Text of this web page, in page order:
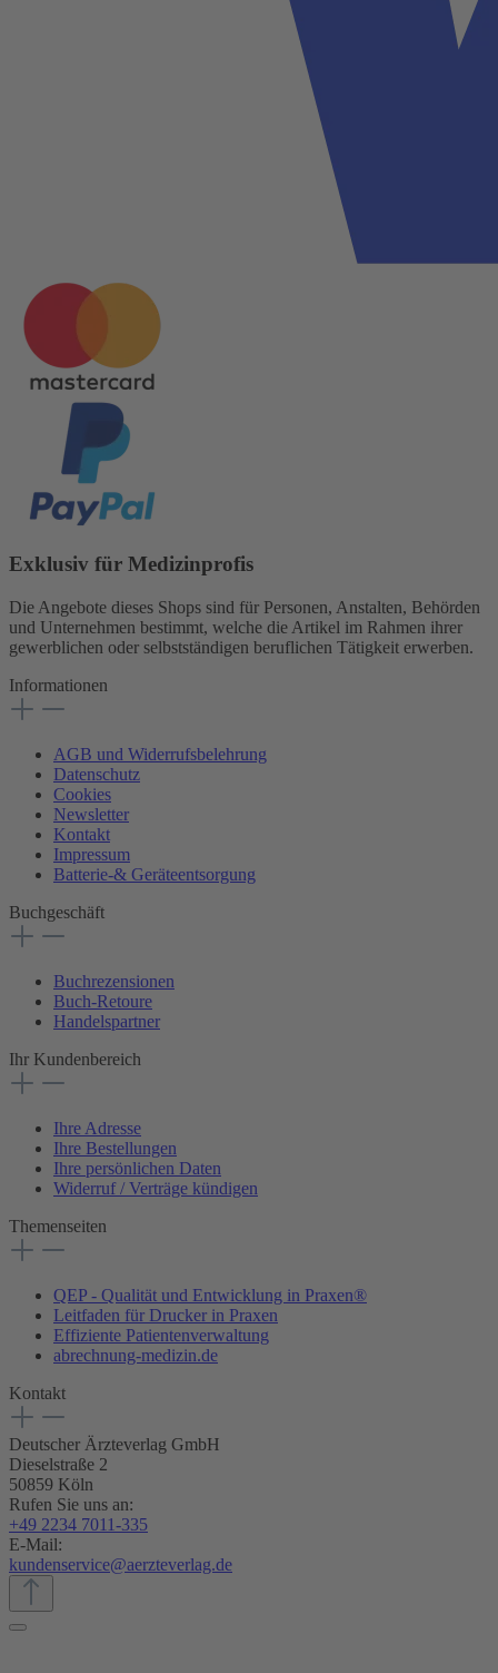
Exklusiv für Medizinprofis
Die Angebote dieses Shops sind für Personen, Anstalten, Behörden
und Unternehmen bestimmt, welche die Artikel im Rahmen ihrer
gewerblichen oder selbstständigen beruflichen Tätigkeit erwerben.
Informationen
AGB und Widerrufsbelehrung
Datenschutz
Cookies
Newsletter
Kontakt
Impressum
Batterie-& Geräteentsorgung
Buchgeschäft
Buchrezensionen
Buch-Retoure
Handelspartner
Ihr Kundenbereich
Ihre Adresse
Ihre Bestellungen
Ihre persönlichen Daten
Widerruf / Verträge kündigen
Themenseiten
QEP - Qualität und Entwicklung in Praxen®
Leitfaden für Drucker in Praxen
Effiziente Patientenverwaltung
abrechnung-medizin.de
Kontakt
Deutscher Ärzteverlag GmbH
Dieselstraße 2
50859 Köln
Rufen Sie uns an:
+49 2234 7011-335
E-Mail:
kundenservice@aerzteverlag.de